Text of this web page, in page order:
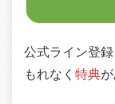
公式ライン登
もれなく 特典